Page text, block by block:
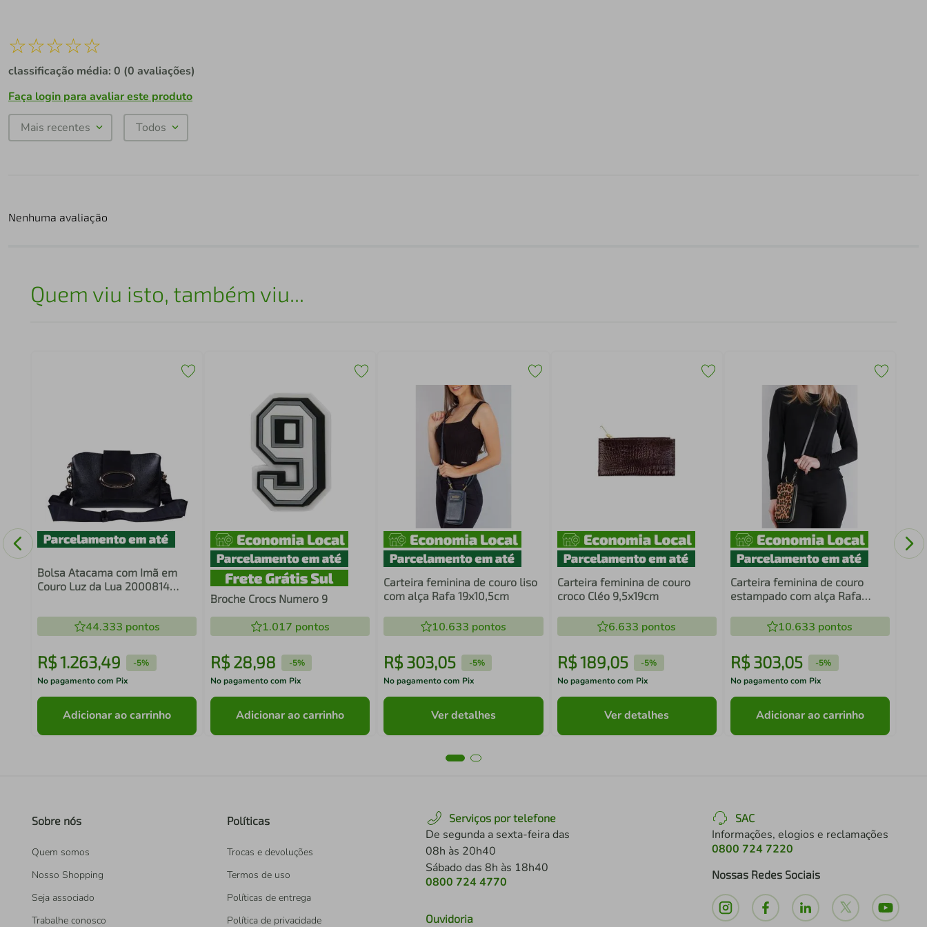
☆☆☆☆☆
classificação média: 0 (0 avaliações)
Faça login para avaliar este produto
Mais recentes Todos
Nenhuma avaliação
Quem viu isto, também viu...
Bolsa Atacama com Imã em
Couro Luz da Lua 2000814
44.333 pontos
R$1.263,49 -5%
No pagamento com Pix
Adicionar ao carrinho
Broche Crocs Numero 9
1.017 pontos
R$ 28,98 -5%
No pagamento com Pix
Adicionar ao carrinho
Carteira feminina de couro liso
com alça Rafa 19x10,5cm
10.633 pontos
R$303,05 -5%
No pagamento com Pix
Ver detalhes
Carteira feminina de couro
croco Cléo 9,5x19cm
6.633 pontos
R$189,05 -5%
No pagamento com Pix
Ver detalhes
Carteira feminina de couro
estampado com alça Rafa
10.633 pontos
R$ 303,05 -5%
No pagamento com Pix
Adicionar ao carrinho
Sobre nós
Quem somos
Nosso Shopping
Seja associado
Trabalhe conosco
Políticas
Trocas e devoluções
Termos de uso
Políticas de entrega
Política de privacidade
Serviços por telefone
De segunda a sexta-feira das
08h às 20h40
Sábado das 8h às 18h40
0800 724 4770
Ouvidoria
SAC
Informações, elogios e reclamações
0800 724 7220
Nossas Redes Sociais